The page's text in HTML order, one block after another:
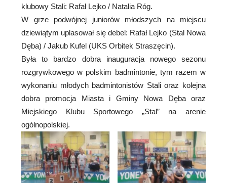
klubowy Stali: Rafał Lejko / Natalia Róg.
W grze podwójnej juniorów młodszych na miejscu
dziewiątym uplasował się debel: Rafał Lejko (Stal Nowa
Dęba) / Jakub Kufel (UKS Orbitek Straszęcin).
Była to bardzo dobra inauguracja nowego sezonu
rozgrywkowego w polskim badmintonie, tym razem w
wykonaniu młodych badmintonistów Stali oraz kolejna
dobra promocja Miasta i Gminy Nowa Dęba oraz
Miejskiego Klubu Sportowego „Stal” na arenie
ogólnopolskiej.